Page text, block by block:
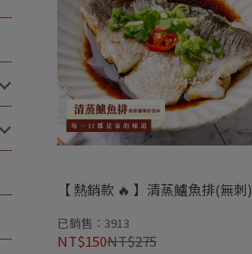
【 熱銷款 🔥 】清蒸鱸魚排(無刺)
已銷售：3913
NT$150NT$275